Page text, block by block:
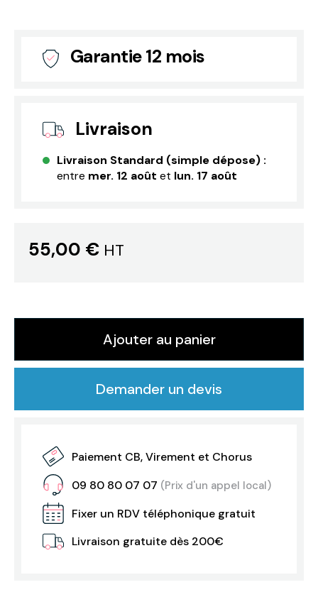
Garantie 12 mois
Livraison
Livraison Standard (simple dépose) :
entre mer. 12 août et lun. 17 août
55,00 €HT
Ajouter au panier
Demander un devis
Paiement CB, Virement et Chorus
09 80 80 07 07 (Prix d'un appel local)
Fixer un RDV téléphonique gratuit
Livraison gratuite dès 200€